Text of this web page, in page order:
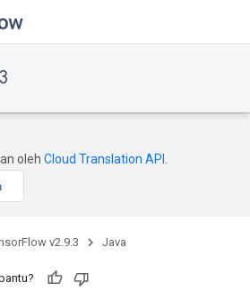
oleh Cloud Translation API
v2.9.3 Java